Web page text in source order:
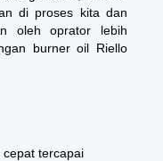
di proses kita dan
oleh oprator lebih
burner oil Riello
cepat tercapai